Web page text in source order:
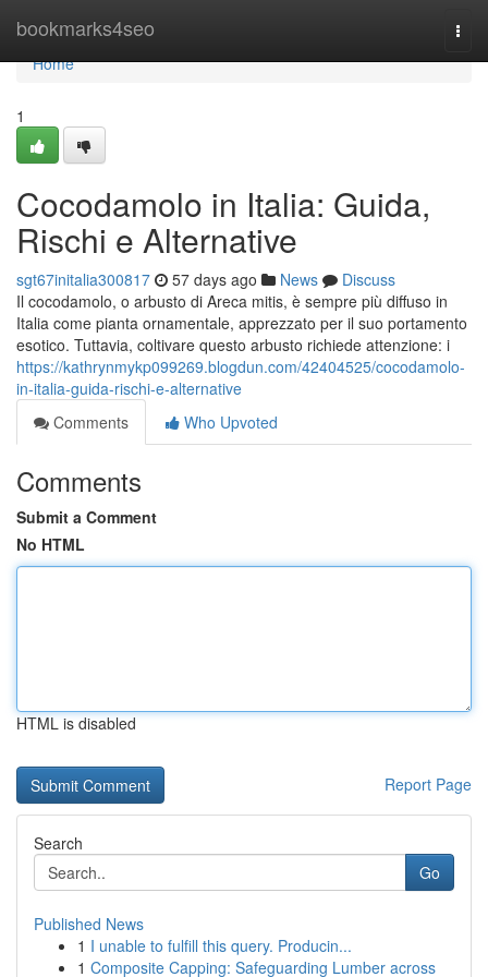
bookmarks4seo
Home
Home
1
Cocodamolo in Italia: Guida,
Rischi e Alternative
sgt67initalia300817 57 days ago News
Discuss
Il cocodamolo, o arbusto di Areca mitis, è sempre più diffuso in
Italia come pianta ornamentale, apprezzato per il suo portamento
esotico. Tuttavia, coltivare questo arbusto richiede attenzione: i
https://kathrynmykp099269.blogdun.com/42404525/cocodamolo-
in-italia-guida-rischi-e-alternative
Comments
Who Upvoted
Comments
Submit a Comment
No HTML
HTML is disabled
Report Page
Search
Go
Published News
1 I unable to fulfill this query. Producin...
1 Composite Capping: Safeguarding Lumber across